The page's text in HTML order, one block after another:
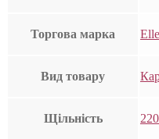
Торгова марка
Вид товару
Щільність